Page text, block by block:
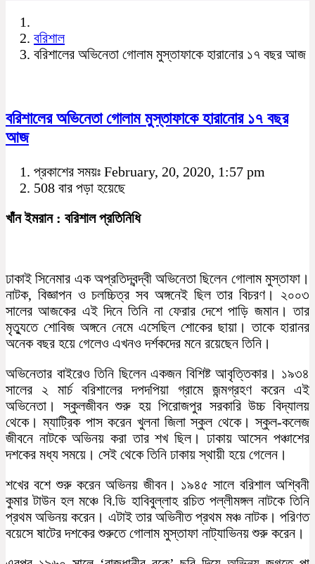
বরিশাল
বরিশালের অভিনেতা গোলাম মুস্তাফাকে হারানোর ১৭ বছর আজ
বরিশালের অভিনেতা গোলাম মুস্তাফাকে হারানোর ১৭ বছর
আজ
প্রকাশের সময়ঃ February, 20, 2020, 1:57 pm
508 বার পড়া হয়েছে
খাঁন ইমরান : বরিশাল প্রতিনিধি
ঢাকাই সিনেমার এক অপ্রতিদ্বন্দ্বী অভিনেতা ছিলেন গোলাম মুস্তাফা।
নাটক, বিজ্ঞাপন ও চলচ্চিত্র সব অঙ্গনেই ছিল তার বিচরণ। ২০০৩
সালের আজকের এই দিনে তিনি না ফেরার দেশে পাড়ি জমান। তার
মৃত্যুতে শোবিজ অঙ্গনে নেমে এসেছিল শোকের ছায়া। তাকে হারানর
অনেক বছর হয়ে গেলেও এখনও দর্শকদের মনে রয়েছেন তিনি।
অভিনেতার বাইরেও তিনি ছিলেন একজন বিশিষ্ট আবৃত্তিকার। ১৯৩৪
সালের ২ মার্চ বরিশালের দপদপিয়া গ্রামে জন্মগ্রহণ করেন এই
অভিনেতা। স্কুলজীবন শুরু হয় পিরোজপুর সরকারি উচ্চ বিদ্যালয়
থেকে। ম্যাট্রিক পাস করেন খুলনা জিলা স্কুল থেকে। স্কুল-কলেজ
জীবনে নাটকে অভিনয় করা তার শখ ছিল। ঢাকায় আসেন পঞ্চাশের
দশকের মধ্য সময়ে। সেই থেকে তিনি ঢাকায় স্থায়ী হয়ে গেলেন।
শখের বশে শুরু করেন অভিনয় জীবন। ১৯৪৫ সালে বরিশাল অশ্বিনী
কুমার টাউন হল মঞ্চে বি.ডি হাবিবুল্লাহ রচিত পল্লীমঙ্গল নাটকে তিনি
প্রথম অভিনয় করেন। এটাই তার অভিনীত প্রথম মঞ্চ নাটক। পরিণত
বয়েসে ষাটের দশকের শুরুতে গোলাম মুস্তাফা নাট্যাভিনয় শুরু করেন।